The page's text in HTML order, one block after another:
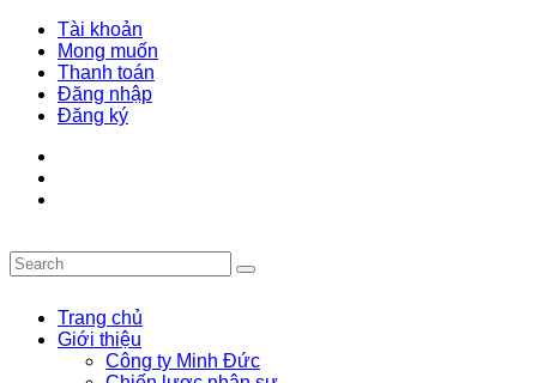
Tài khoản
Mong muốn
Thanh toán
Đăng nhập
Đăng ký
Trang chủ
Giới thiệu
Công ty Minh Đức